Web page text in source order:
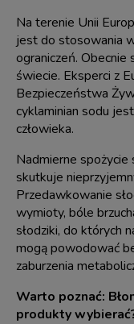
Na terenie Unii
jest do stosowania
ograniczeń.
świecie. Eksperci z
Bezpieczeństwa
cyklaminian sodu
człowieka.
Nadmierne spożycie
skutkuje
Przedawkowanie
wymioty, bóle
słodziki, do których
mogą powodować
zaburzenia
Warto poznać:
produkty